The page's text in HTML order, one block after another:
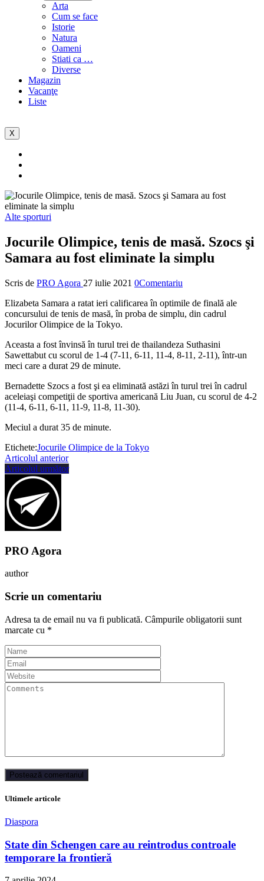
Arta
Cum se face
Istorie
Natura
Oameni
Stiati ca …
Diverse
Magazin
Vacanţe
Liste
X
Alte sporturi
Jocurile Olimpice, tenis de masă. Szocs şi
Samara au fost eliminate la simplu
Scris de PRO Agora 27 iulie 2021 0Comentariu
Elizabeta Samara a ratat ieri calificarea în optimile de finală ale
concursului de tenis de masă, în proba de simplu, din cadrul
Jocurilor Olimpice de la Tokyo.
Aceasta a fost învinsă în turul trei de thailandeza Suthasini
Sawettabut cu scorul de 1-4 (7-11, 6-11, 11-4, 8-11, 2-11), într-un
meci care a durat 29 de minute.
Bernadette Szocs a fost şi ea eliminată astăzi în turul trei în cadrul
aceleiaşi competiţii de sportiva americană Liu Juan, cu scorul de 4-2
(11-4, 6-11, 6-11, 11-9, 11-8, 11-30).
Meciul a durat 35 de minute.
Etichete:Jocurile Olimpice de la Tokyo
Articolul anterior
Articolul următor
PRO Agora
author
Scrie un comentariu
Adresa ta de email nu va fi publicată. Câmpurile obligatorii sunt
marcate cu *
Ultimele articole
Diaspora
State din Schengen care au reintrodus controale
temporare la frontieră